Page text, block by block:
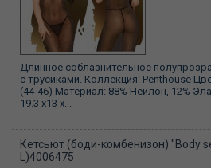
Длинное соблазнительное
с трусиками. Коллекция: Penthouse
(44-46) Материал: 88% Нейлон, 12%
19.3 х13 х...
Кетсьют (боди-комбенизон) "Body
L)4006475